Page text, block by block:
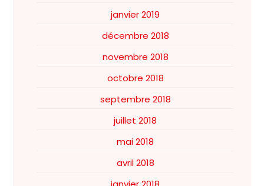
janvier 2019
décembre 2018
novembre 2018
octobre 2018
septembre 2018
juillet 2018
mai 2018
avril 2018